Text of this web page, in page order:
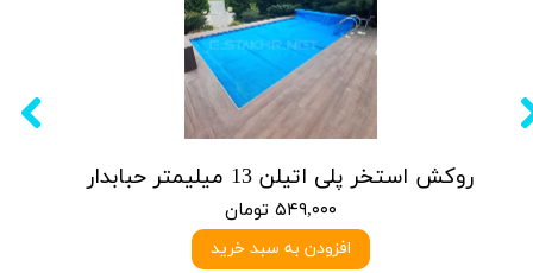
روکش استخر پلی اتیلن 13 میلیمتر حبابدار
۵۴۹,۰۰۰ تومان
افزودن به سبد خرید